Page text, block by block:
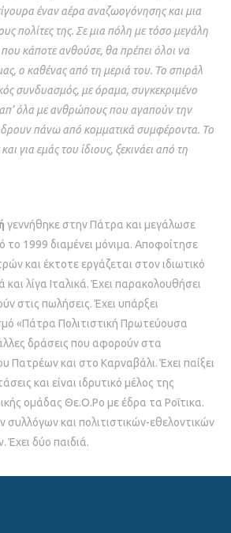
έναν αέρα αναζωογόνησης και μια
πολίτες της. Σε μια πόλη με τόσο μεγάλη
που κάποτε ανθούσε, θα πρέπει όλοι να
ο καθένας από τη μεριά του. Το σπιράλ
συνδυασμός, με όραμα, συγκεκριμένο
όλα με ανθρώπους που αγαπούν την
δρουν πάνω από κομματικά συμφέροντα. Το
για εμάς του ίδιους, ξεκινάει από τη
γεννήθηκε στην Πάτρα και μεγάλωσε
το 1999 διαμένει μόνιμα. Αποφοίτησε
και έκτοτε εργάζεται στον ιδιωτικό
και λίγα Ιταλικά. Έχει παρακολουθήσει
στις πωλήσεις. Έχει υπάρξει
«Πάτρα Πολιτιστική Πρωτεύουσα
δράσεις που αφορούν στα
Πατρέων και στο Καρναβάλι. Έχει παίξει
και είναι ιδρυτικό μέλος της
ομάδας Θε.Ο.Ρο με έδρα τα Ροΐτικα.
συλλόγων και πολιτιστικών-εθελοντικών
Έχει δύο παιδιά.